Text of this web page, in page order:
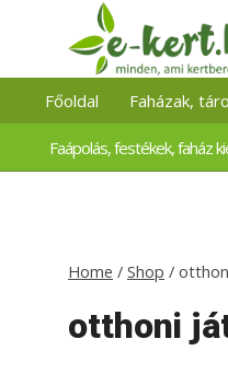
content
Főoldal Faházak,
Faápolás, festékek, faház
Home / Shop /
otthoni